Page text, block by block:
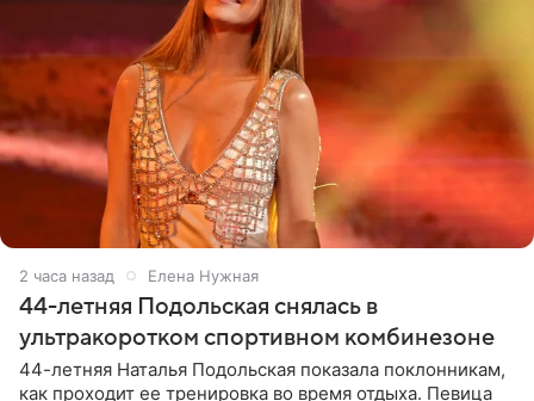
2 часа назад Елена Нужная
44-летняя Подольская снялась в
ультракоротком спортивном комбинезоне
44-летняя Наталья Подольская показала поклонникам,
как проходит ее тренировка во время отдыха. Певица